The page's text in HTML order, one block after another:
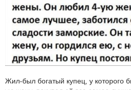
Жил-был богатый купец, у